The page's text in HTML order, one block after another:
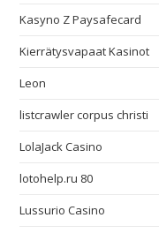
Kasyno Z Paysafecard
Kierrätysvapaat Kasinot
Leon
listcrawler corpus christi
LolaJack Casino
lotohelp.ru 80
Lussurio Casino